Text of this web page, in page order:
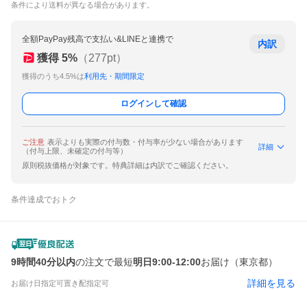
条件により送料が異なる場合があります。
全額PayPay残高で支払い&LINEと連携で
獲得 5% （277pt）
獲得のうち4.5%は利用先・期間限定
内訳
ログインして確認
ご注意 表示よりも実際の付与数・付与率が少ない場合があります
（付与上限、未確定の付与等）
詳細
原則税抜価格が対象です。特典詳細は内訳でご確認ください。
条件達成でおトク
9時間40分以内の注文で最短明日9:00-12:00お届け（東京都）
お届け日指定可置き配指定可 詳細を見る